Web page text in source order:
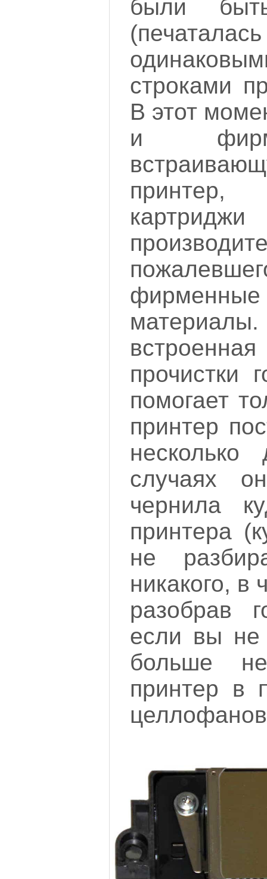
были
строками
В этот
и
прочистки
помогает
принтер
случаях
чернила
принтера
не
никакого, в
разобрав
если вы не
больше
принтер в